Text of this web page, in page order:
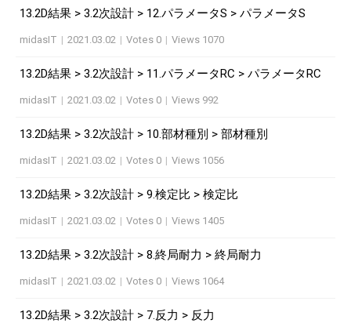
13.2D結果 > 3.2次設計 > 12.パラメータS > パラメータS
midasIT | 2021.03.02 | Votes 0 | Views 1070
13.2D結果 > 3.2次設計 > 11.パラメータRC > パラメータRC
midasIT | 2021.03.02 | Votes 0 | Views 992
13.2D結果 > 3.2次設計 > 10.部材種別 > 部材種別
midasIT | 2021.03.02 | Votes 0 | Views 1056
13.2D結果 > 3.2次設計 > 9.検定比 > 検定比
midasIT | 2021.03.02 | Votes 0 | Views 1405
13.2D結果 > 3.2次設計 > 8.終局耐力 > 終局耐力
midasIT | 2021.03.02 | Votes 0 | Views 1064
13.2D結果 > 3.2次設計 > 7.反力 > 反力